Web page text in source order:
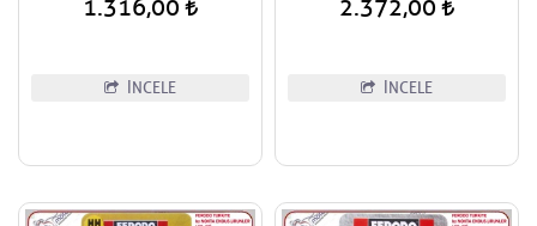
1.316,00
İNCELE
2.372,00
İNCELE